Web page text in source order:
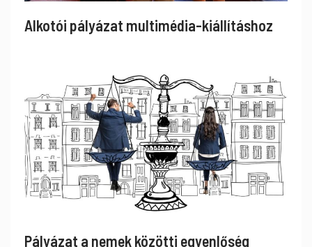
Alkotói pályázat multimédia-kiállításhoz
Pályázat a nemek közötti egyenlőség